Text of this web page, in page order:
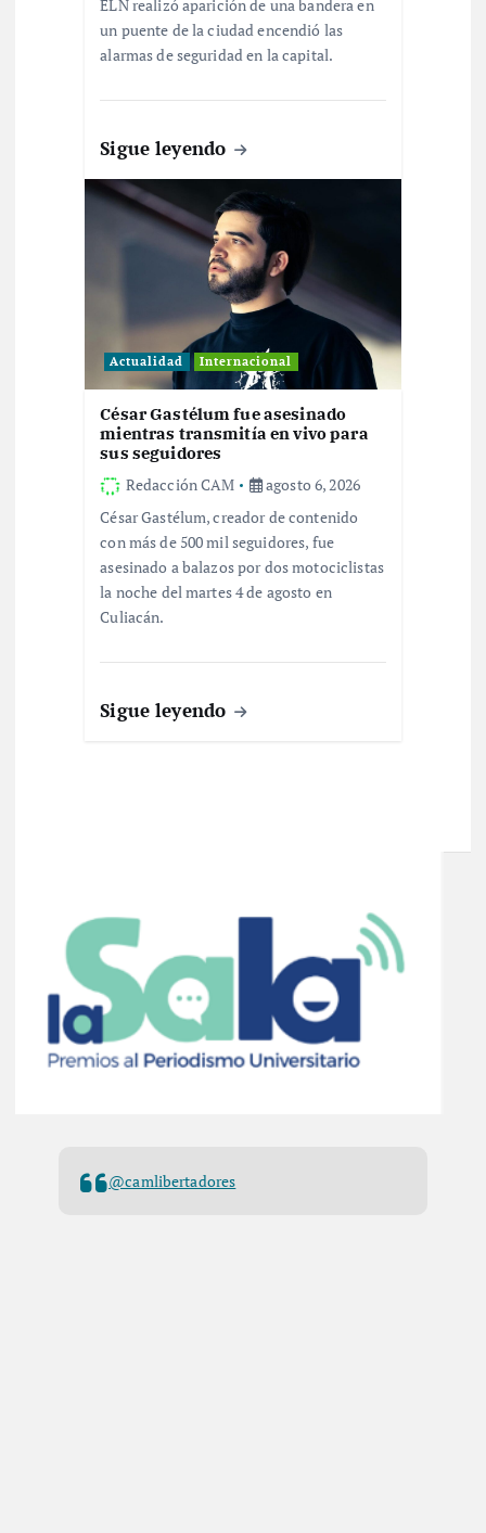
ELN realizó aparición de una bandera en
un puente de la ciudad encendió las
alarmas de seguridad en la capital.
Sigue leyendo
Actualidad Internacional
César Gastélum fue asesinado
mientras transmitía en vivo para
sus seguidores
Redacción CAM
agosto 6, 2026
César Gastélum, creador de contenido
con más de 500 mil seguidores, fue
asesinado a balazos por dos motociclistas
la noche del martes 4 de agosto en
Culiacán.
Sigue leyendo
@camlibertadores